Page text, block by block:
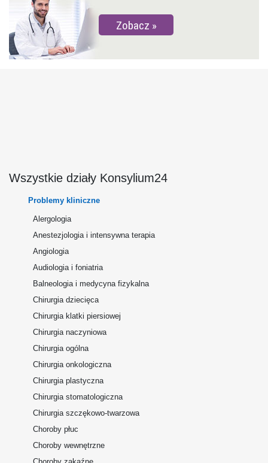
Zobacz
Wszystkie działy Konsylium24
Problemy kliniczne
Alergologia
Anestezjologia i intensywna terapia
Angiologia
Audiologia i foniatria
Balneologia i medycyna fizykalna
Chirurgia dziecięca
Chirurgia klatki piersiowej
Chirurgia naczyniowa
Chirurgia ogólna
Chirurgia onkologiczna
Chirurgia plastyczna
Chirurgia stomatologiczna
Chirurgia szczękowo-twarzowa
Choroby płuc
Choroby wewnętrzne